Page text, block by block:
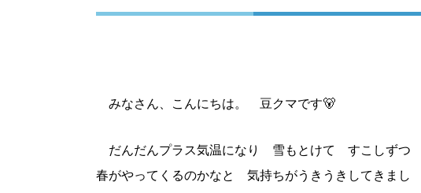
みなさん、こんにちは。 豆クマです🐻
だんだんプラス気温になり 雪もとけて すこしずつ
春がやってくるのかなと 気持ちがうきうきしてきまし